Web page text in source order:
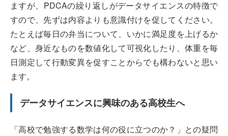
ますが、PDCAの繰り返しがデータサイエンスの特徴で
すので、先ずは内容よりも意識付けを促してください。
たとえば毎日の弁当について、いかに満足度を上げるか
など、身近なものを数値化して可視化したり、体重を毎
日測定して行動変異を促すことからでも構わないと思い
ます。
データサイエンスに興味のある高校生へ
「高校で勉強する数学は何の役に立つのか？」との疑問